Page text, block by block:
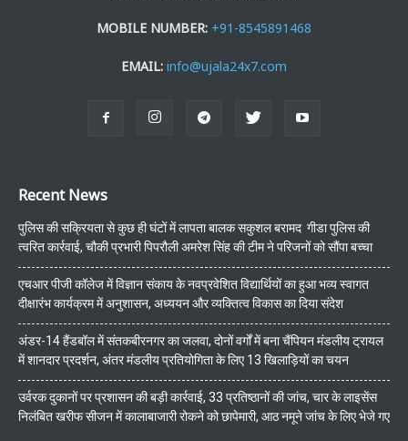
MOBILE NUMBER: +91-8545891468
EMAIL: info@ujala24x7.com
Recent News
पुलिस की सक्रियता से कुछ ही घंटों में लापता बालक सकुशल बरामद गीडा पुलिस की
त्वरित कार्रवाई, चौकी प्रभारी पिपरौली अमरेश सिंह की टीम ने परिजनों को सौंपा बच्चा
एचआर पीजी कॉलेज में विज्ञान संकाय के नवप्रवेशित विद्यार्थियों का हुआ भव्य स्वागत
दीक्षारंभ कार्यक्रम में अनुशासन, अध्ययन और व्यक्तित्व विकास का दिया संदेश
अंडर-14 हैंडबॉल में संतकबीरनगर का जलवा, दोनों वर्गों में बना चैंपियन मंडलीय ट्रायल
में शानदार प्रदर्शन, अंतर मंडलीय प्रतियोगिता के लिए 13 खिलाड़ियों का चयन
उर्वरक दुकानों पर प्रशासन की बड़ी कार्रवाई, 33 प्रतिष्ठानों की जांच, चार के लाइसेंस
निलंबित खरीफ सीजन में कालाबाजारी रोकने को छापेमारी, आठ नमूने जांच के लिए भेजे गए